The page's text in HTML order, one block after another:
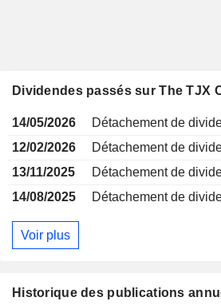
Dividendes passés sur The TJX
14/05/2026
Détachement de
12/02/2026
Détachement de
13/11/2025
Détachement de
14/08/2025
Détachement de
Voir plus
Historique des publications